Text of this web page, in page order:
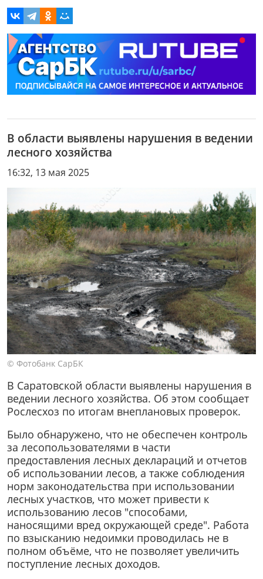
В области выявлены нарушения в ведении
лесного хозяйства
16:32, 13 мая 2025
© Фотобанк СарБК
В Саратовской области выявлены нарушения в
ведении лесного хозяйства. Об этом сообщает
Рослесхоз по итогам внеплановых проверок.
Было обнаружено, что не обеспечен контроль
за лесопользователями в части
предоставления лесных деклараций и отчетов
об использовании лесов, а также соблюдения
норм законодательства при использовании
лесных участков, что может привести к
использованию лесов "способами,
наносящими вред окружающей среде". Работа
по взысканию недоимки проводилась не в
полном объёме, что не позволяет увеличить
поступление лесных доходов.